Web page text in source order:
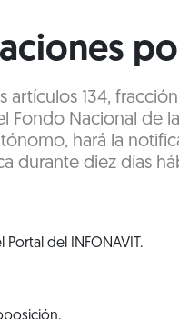
134,
Fondo Nacional de
hará la
durante diez días
del INFONAVIT.